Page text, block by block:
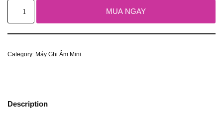
MUA NGAY
Category: Máy Ghi Âm Mini
Description